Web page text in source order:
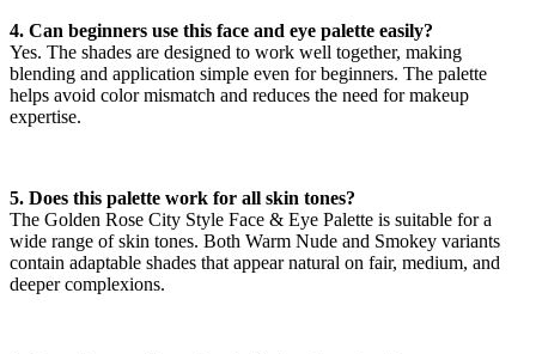
4. Can beginners use this face and eye palette easily?
Yes. The shades are designed to work well together, making
blending and application simple even for beginners. The palette
helps avoid color mismatch and reduces the need for makeup
expertise.
5. Does this palette work for all skin tones?
The Golden Rose City Style Face & Eye Palette is suitable for a
wide range of skin tones. Both Warm Nude and Smokey variants
contain adaptable shades that appear natural on fair, medium, and
deeper complexions.